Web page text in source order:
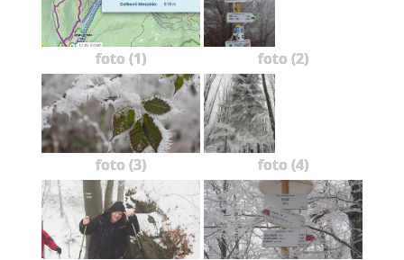
foto (1) foto (2)
foto (3) foto (4)